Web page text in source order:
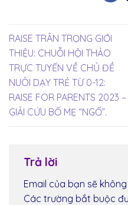
RAISE TRÂN TRỌNG GIỚI
THIỆU: CHUỖI HỘI THẢO
TRỰC TUYẾN VỀ CHỦ ĐỀ
NUÔI DẠY TRẺ TỪ 0-12:
RAISE FOR PARENTS 2023 –
GIẢI CỨU BỐ MẸ “NGỐ”.
Trả lời
Email của bạn sẽ
Các trường bắt buộc